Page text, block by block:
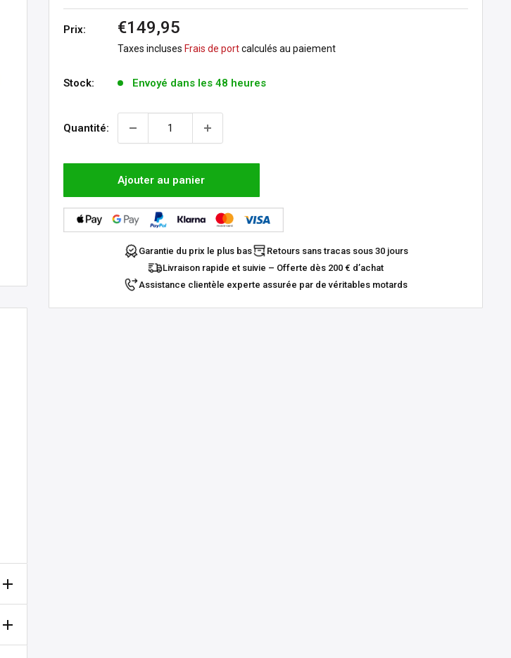
Prix:
Prix
réduit
€149,95
Taxes incluses Frais de portcalculés au paiement
Stock: Envoyé dans les 48 heures
Quantité:
Ajouter au panier
Garantie du prix le plus bas
Retours sans tracas sous 30 jours
Livraison rapide et suivie – Offerte dès 200 € d’achat
Assistance clientèle experte assurée par de véritables motards